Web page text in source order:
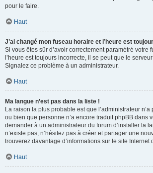
pour le faire.
Haut
J’ai changé mon fuseau horaire et l’heure est
Si vous êtes sûr d’avoir correctement paramétré votre
l’heure est toujours incorrecte, il se peut que le
Signalez ce problème à un administrateur.
Haut
Ma langue n’est pas dans la liste !
La raison la plus probable est que l’administrateur
ou bien que personne n’a encore traduit phpBB dans
demander à un administrateur du forum d’installer la
n’existe pas, n’hésitez pas à créer et partager une
trouverez davantage d’informations sur le site Internet
Haut